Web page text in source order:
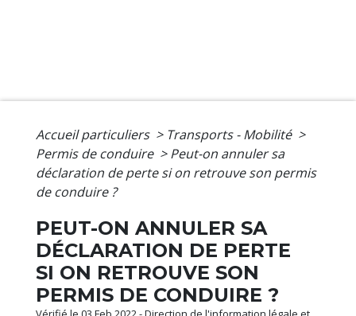
Accueil particuliers > Transports - Mobilité >
Permis de conduire > Peut-on annuler sa
déclaration de perte si on retrouve son permis
de conduire ?
PEUT-ON ANNULER SA
DÉCLARATION DE PERTE
SI ON RETROUVE SON
PERMIS DE CONDUIRE ?